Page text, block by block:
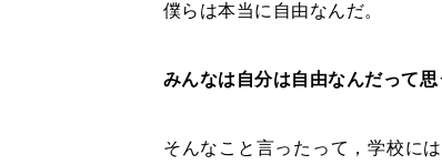
僕らは本当に自由なんだ。
みんなは自分は自由なんだって思
そんなこと言ったって，学校に